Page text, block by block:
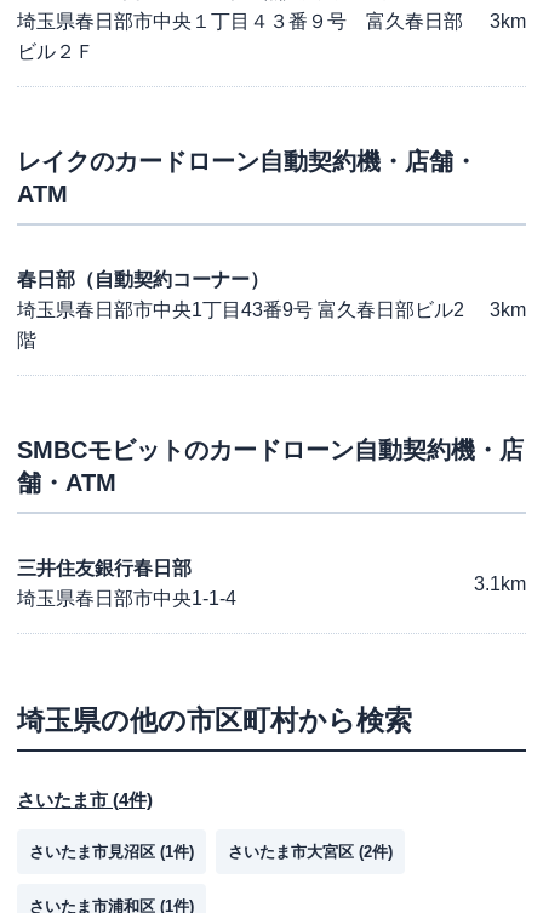
埼玉県春日部市中央１丁目４３番９号 富久春日部
ビル２Ｆ
3km
レイクのカードローン自動契約機・店舗・
ATM
春日部（自動契約コーナー）
埼玉県春日部市中央1丁目43番9号 富久春日部ビル2
階
3km
SMBCモビットのカードローン自動契約機・店
舗・ATM
三井住友銀行春日部
埼玉県春日部市中央1-1-4
3.1km
埼玉県の他の市区町村から検索
さいたま市 (4件)
さいたま市見沼区 (1件) さいたま市大宮区 (2件)
さいたま市浦和区 (1件)